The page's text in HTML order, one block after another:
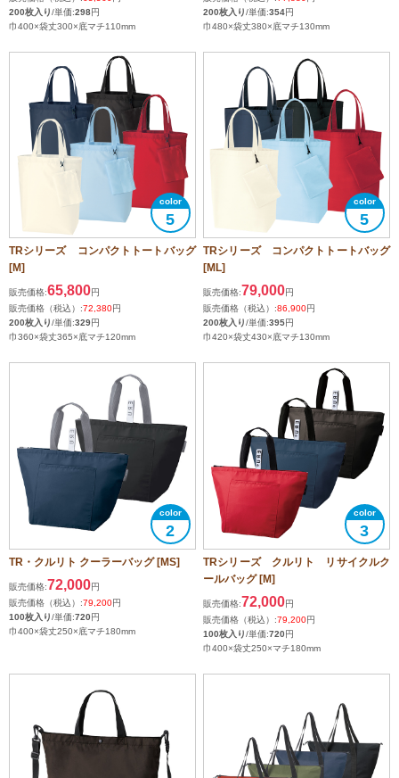
200枚入り/単価:298円
巾400×袋丈300×底マチ110mm
200枚入り/単価:354円
巾480×袋丈380×底マチ130mm
5
TRシリーズ コンパクトトートバッグ
[M]
販売価格:65,800円
販売価格（税込）:72,380円
200枚入り/単価:329円
巾360×袋丈365×底マチ120mm
5
TRシリーズ コンパクトトートバッグ
[ML]
販売価格:79,000円
販売価格（税込）:86,900円
200枚入り/単価:395円
巾420×袋丈430×底マチ130mm
2
TR・クルリト クーラーバッグ [MS]
販売価格:72,000円
販売価格（税込）:79,200円
100枚入り/単価:720円
巾400×袋丈250×底マチ180mm
3
TRシリーズ クルリト リサイクルク
ールバッグ [M]
販売価格:72,000円
販売価格（税込）:79,200円
100枚入り/単価:720円
巾400×袋丈250×マチ180mm